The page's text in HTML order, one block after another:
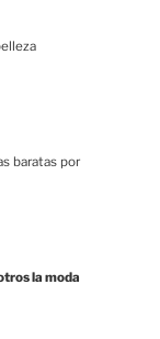
baratas por
la moda